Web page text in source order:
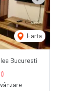
Harta
Bucuresti